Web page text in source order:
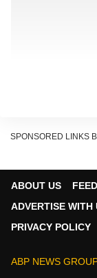
समय तक जयपुर में
SPONSORED LINKS
ABOUT US
ADVERTISE WITH
PRIVACY POLICY
ABP NEWS